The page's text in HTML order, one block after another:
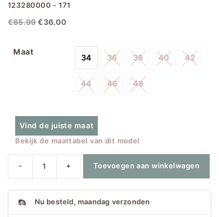
123280000 - 171
€65.99 Oorspronkelijke
€36.00
is:
€36.00.
Maat
34 36 38 40 42
44 46 48
Vind de juiste maat
Bekijk de maattabel van dit model
-
Angels
UP
+ Toevoegen aan winkelwagen
Nu besteld, maandag verzonden